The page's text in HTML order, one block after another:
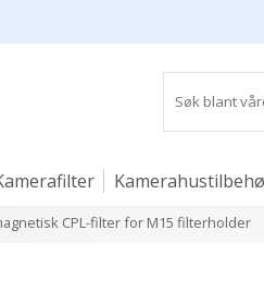
CPL-filter for M15 filterholder